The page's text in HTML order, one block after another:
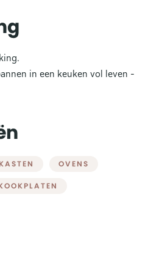
in een keuken vol leven -
OVENS